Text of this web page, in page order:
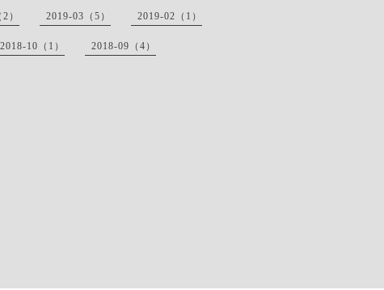
） 2019-03（5） 2019-02（1）
2018-10（1） 2018-09（4）